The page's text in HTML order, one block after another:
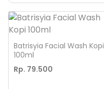
Batrisyia Facial Wash Kopi
100ml
Rp. 79.500